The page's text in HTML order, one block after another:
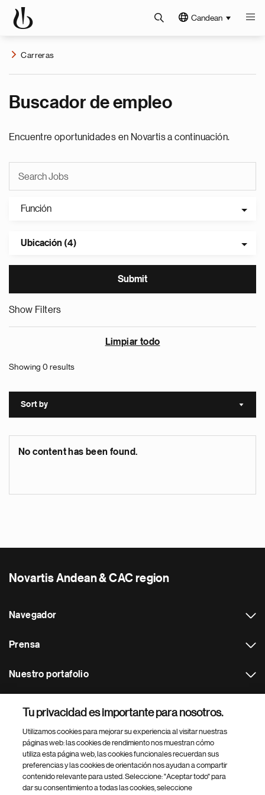
Candean
Carreras
Buscador de empleo
Encuentre oportunidades en Novartis a continuación.
Función
Ubicación (4)
Show Filters
Limpiar todo
Showing 0 results
Sort by Sort
No content has been found.
Novartis Andean & CAC region
Navegador
Prensa
Nuestro portafolio
Footer Site Search
Tu privacidad es importante para nosotros.
Utilizamos cookies para mejorar su experiencia al visitar nuestras
páginas web: las cookies de rendimiento nos muestran cómo
utiliza esta página web, las cookies funcionales recuerdan sus
preferencias y las cookies de orientación nos ayudan a compartir
contenido relevante para usted. Seleccione: "Aceptar todo" para
dar su consentimiento a todas las cookies, seleccione